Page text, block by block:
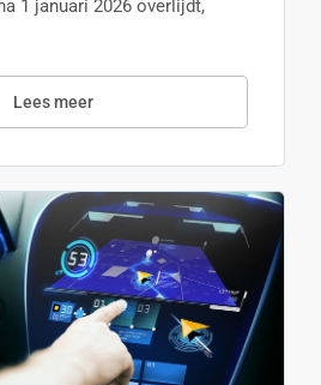
1 januari 2026 overlijdt,
Lees meer